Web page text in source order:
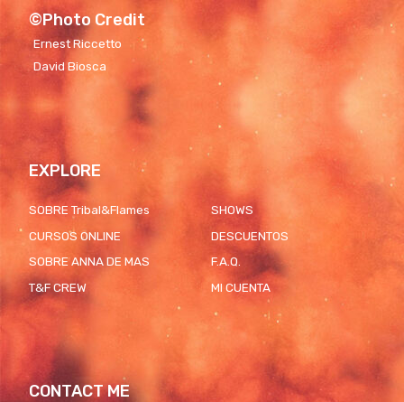
©Photo Credit
Ernest Riccetto
David Biosca
EXPLORE
SOBRE Tribal&Flames
CURSOS ONLINE
SOBRE ANNA DE MAS
T&F CREW
SHOWS
DESCUENTOS
F.A.Q.
MI CUENTA
CONTACT ME